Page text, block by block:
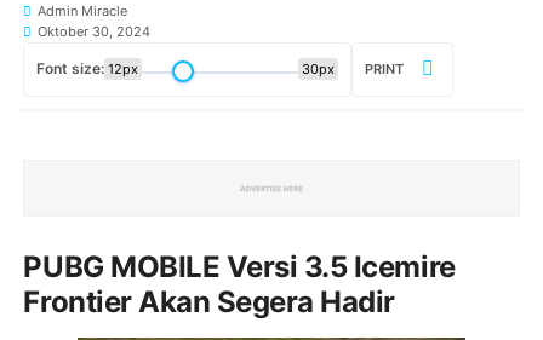
Admin Miracle
Oktober 30, 2024
Font size: 12px 30px PRINT
PUBG MOBILE Versi 3.5 Icemire
Frontier Akan Segera Hadir